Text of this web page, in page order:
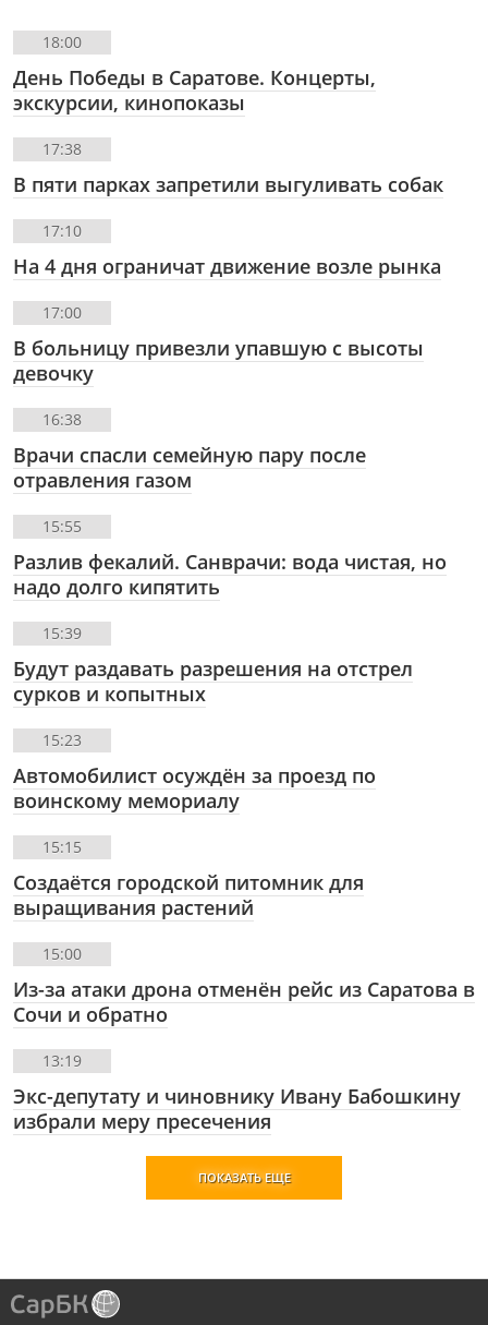
18:00
День Победы в Саратове. Концерты,
экскурсии, кинопоказы
17:38
В пяти парках запретили выгуливать собак
17:10
На 4 дня ограничат движение возле рынка
17:00
В больницу привезли упавшую с высоты
девочку
16:38
Врачи спасли семейную пару после
отравления газом
15:55
Разлив фекалий. Санврачи: вода чистая, но
надо долго кипятить
15:39
Будут раздавать разрешения на отстрел
сурков и копытных
15:23
Автомобилист осуждён за проезд по
воинскому мемориалу
15:15
Создаётся городской питомник для
выращивания растений
15:00
Из-за атаки дрона отменён рейс из Саратова в
Сочи и обратно
13:19
Экс-депутату и чиновнику Ивану Бабошкину
избрали меру пресечения
ПОКАЗАТЬ ЕЩЕ